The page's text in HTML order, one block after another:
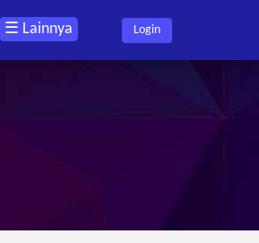
☰ Lainnya Login